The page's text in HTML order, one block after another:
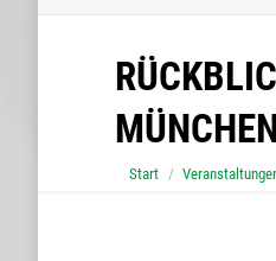
Sie befinden sich hier:
Start